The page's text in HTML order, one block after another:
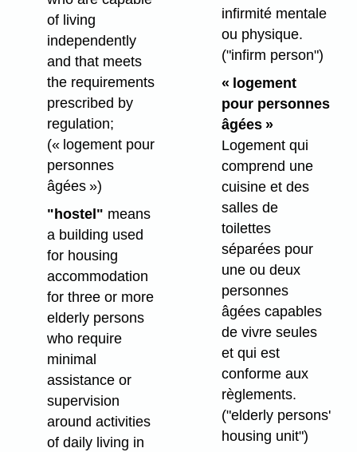
of living
independently
and that meets
the requirements
prescribed by
regulation;
(« logement pour
personnes
âgées »)
"hostel" means
a building used
for housing
accommodation
for three or more
elderly persons
who require
minimal
assistance or
supervision
around activities
of daily living in
infirmité mentale
ou physique.
("infirm person")
« logement
pour personnes
âgées »
Logement qui
comprend une
cuisine et des
salles de
toilettes
séparées pour
une ou deux
personnes
âgées capables
de vivre seules
et qui est
conforme aux
règlements.
("elderly persons'
housing unit")